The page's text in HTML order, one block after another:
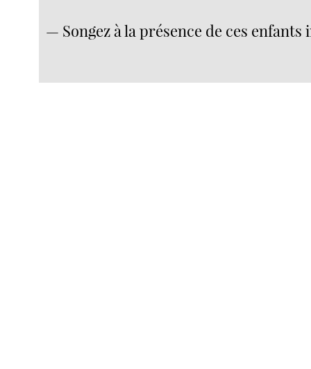
— Songez à la présence de ces enfants